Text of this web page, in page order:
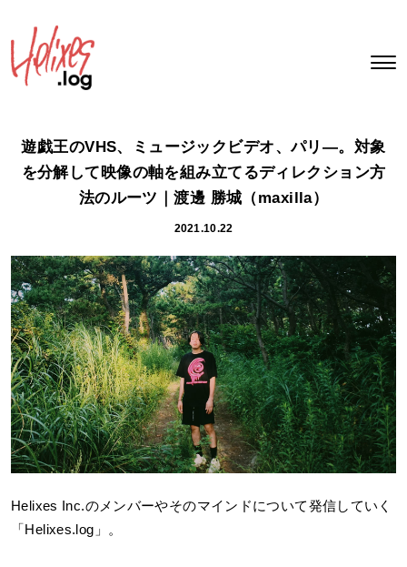
遊戯王のVHS、ミュージックビデオ、パリ―。対象
を分解して映像の軸を組み立てるディレクション方
法のルーツ｜渡邊 勝城（maxilla）
2021.10.22
Helixes Inc.のメンバーやそのマインドについて発信していく
「Helixes.log」。